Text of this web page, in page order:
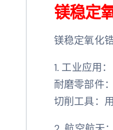
镁稳定
镁稳定氧化
1. 工业应用：
耐磨零部件
切削工具：